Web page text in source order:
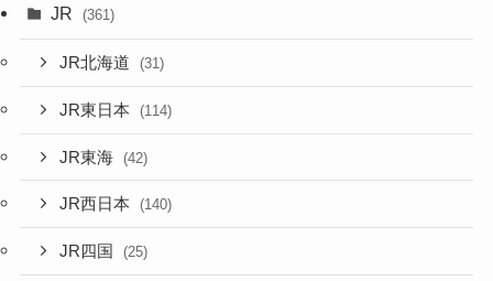
JR (361)
JR北海道 (31)
JR東日本 (114)
JR東海 (42)
JR西日本 (140)
JR四国 (25)